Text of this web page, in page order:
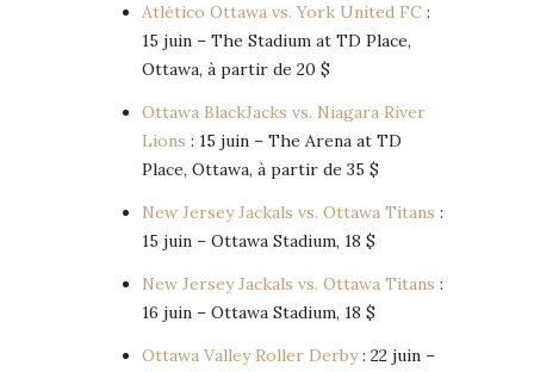
Atlético Ottawa vs. York United FC :
15 juin – The Stadium at TD Place,
Ottawa, à partir de 20 $
Ottawa BlackJacks vs. Niagara River
Lions : 15 juin – The Arena at TD
Place, Ottawa, à partir de 35 $
New Jersey Jackals vs. Ottawa Titans :
15 juin – Ottawa Stadium, 18 $
New Jersey Jackals vs. Ottawa Titans :
16 juin – Ottawa Stadium, 18 $
Ottawa Valley Roller Derby: 22 juin –